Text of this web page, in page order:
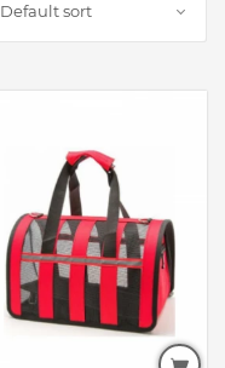
Default sort